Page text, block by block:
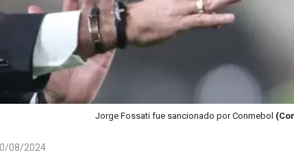
Jorge Fossati fue sancionado por Conmebol
08/2024